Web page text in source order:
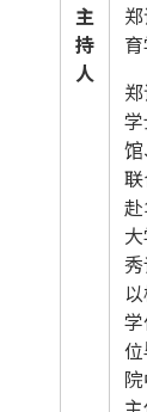
主
持
人